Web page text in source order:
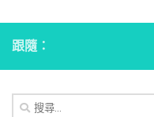
跟隨：
搜